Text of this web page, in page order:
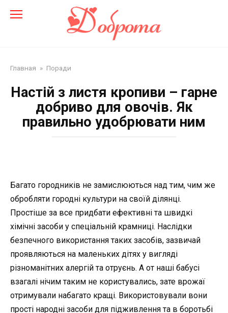
Главная » Поради
Настій з листя кропиви – гарне
добриво для овочів. Як
правильно удобрювати ним
Багато городників не замислюються над тим, чим же
обробляти городні культури на своїй ділянці.
Простіше за все придбати ефективні та швидкі
хімічні засоби у спеціальній крамниці. Наслідки
безпечного використання таких засобів, зазвичай
проявляються на маленьких дітях у вигляді
різноманітних алергій та отруєнь. А от наші бабусі
взагалі нічим таким не користувались, зате врожаї
отримували набагато кращі. Використовували вони
прості народні засоби для підживлення та в боротьбі